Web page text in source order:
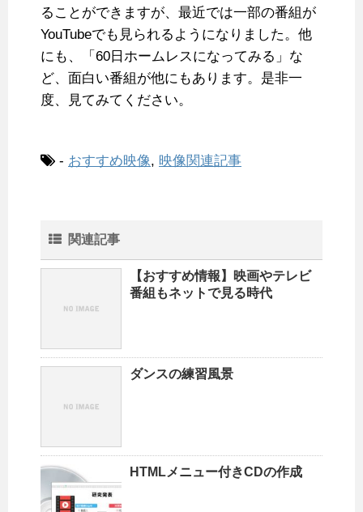
ることができますが、最近では一部の番組が
YouTubeでも見られるようになりました。他
にも、「60日ホームレスになってみる」な
ど、面白い番組が他にもあります。是非一
度、見てみてください。
- おすすめ映像, 映像関連記事
関連記事
【おすすめ情報】映画やテレビ
番組もネットで見る時代
ダンスの練習風景
HTMLメニュー付きCDの作成